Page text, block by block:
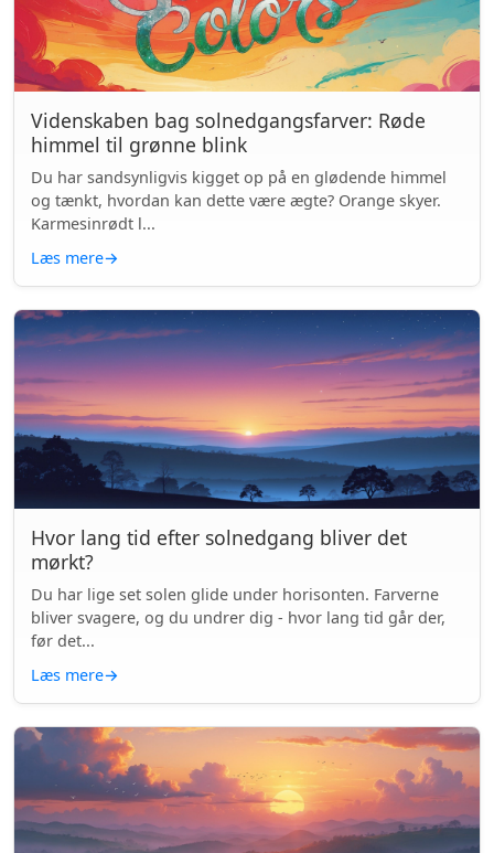
Videnskaben bag solnedgangsfarver: Røde
himmel til grønne blink
Du har sandsynligvis kigget op på en glødende himmel
og tænkt, hvordan kan dette være ægte? Orange skyer.
Karmesinrødt l...
Læs mere→
Hvor lang tid efter solnedgang bliver det
mørkt?
Du har lige set solen glide under horisonten. Farverne
bliver svagere, og du undrer dig - hvor lang tid går der,
før det...
Læs mere→